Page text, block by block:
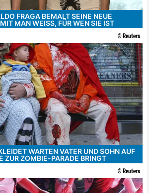
FRAGA BEMALT SEINE NEUE
MAN WEISS, FÜR WEN SIE IST
© Reuters
WARTEN VATER UND SOHN AUF
ZUR ZOMBIE-PARADE BRINGT
© Reuters